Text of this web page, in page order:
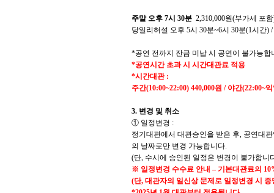
주말 오후7시 30분 2,310,000원(부가세 포함
당일리허설 오후 5시 30분~6시 30분(1시간) /
*공연 전까지 잔금 미납 시 공연이 불가능합
*공연시간 초과 시 시간대관료 적용
*시간대관 :
주간(10:00~22:00) 440,000원 / 야간(22:00~익
3. 변경 및 취소
① 일정변경 :
정기대관에서 대관승인을 받은 후, 공연대
의 날짜로만 변경 가능합니다.
(단, 수시에 승인된 일정은 변경이 불가합니
※ 일정변경 수수료 안내 – 기본대관료의
(단, 대관자의 일신상 문제로 일정변경 시